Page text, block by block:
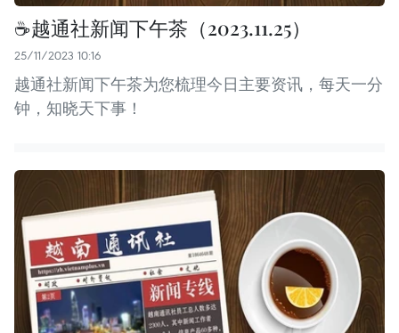
☕️越通社新闻下午茶（2023.11.25）
25/11/2023 10:16
越通社新闻下午茶为您梳理今日主要资讯，每天一分
钟，知晓天下事！